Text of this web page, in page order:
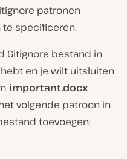
patronen
specificeren.
Gitignore bestand in
hebt en je wilt uitsluiten
important.docx
volgende patroon in
toevoegen: